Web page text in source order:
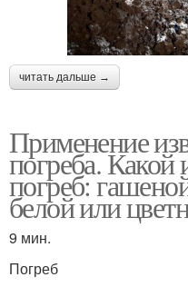
читать дальше →
Применение
погреба. Какой
погреб:
белой или
9 мин.
Погреб